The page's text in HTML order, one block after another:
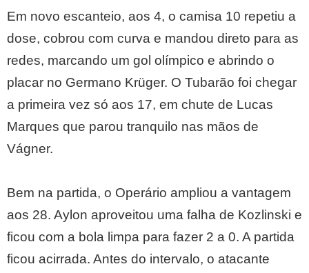
Em novo escanteio, aos 4, o camisa 10 repetiu a
dose, cobrou com curva e mandou direto para as
redes, marcando um gol olímpico e abrindo o
placar no Germano Krüger. O Tubarão foi chegar
a primeira vez só aos 17, em chute de Lucas
Marques que parou tranquilo nas mãos de
Vágner.
Bem na partida, o Operário ampliou a vantagem
aos 28. Aylon aproveitou uma falha de Kozlinski e
ficou com a bola limpa para fazer 2 a 0. A partida
ficou acirrada. Antes do intervalo, o atacante